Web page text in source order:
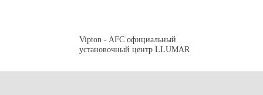
Vipton - AFC официальный
установочный центр LLUMAR